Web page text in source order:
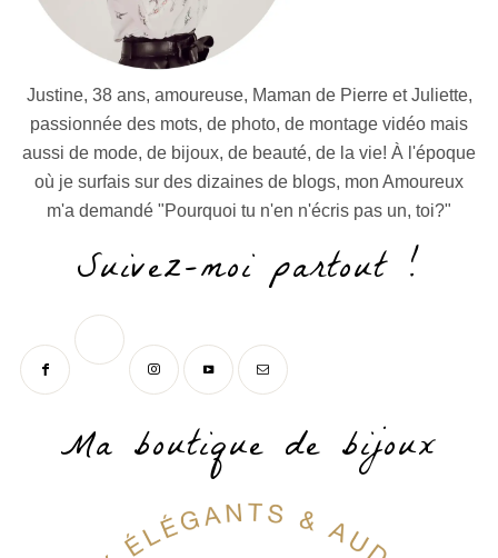
Justine, 38 ans, amoureuse, Maman de Pierre et Juliette,
passionnée des mots, de photo, de montage vidéo mais
aussi de mode, de bijoux, de beauté, de la vie! À l'époque
où je surfais sur des dizaines de blogs, mon Amoureux
m'a demandé "Pourquoi tu n'en n'écris pas un, toi?"
Suivez-moi partout !
Ma boutique de bijoux